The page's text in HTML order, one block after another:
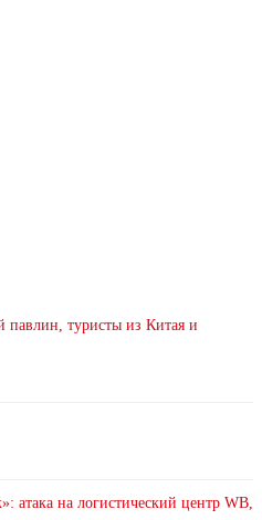
туристы из Китая и
атака на логистический центр WB,